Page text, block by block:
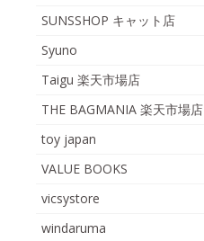
SUNSSHOP キャット店
Syuno
Taigu 楽天市場店
THE BAGMANIA 楽天市場店
toy japan
VALUE BOOKS
vicsystore
windaruma